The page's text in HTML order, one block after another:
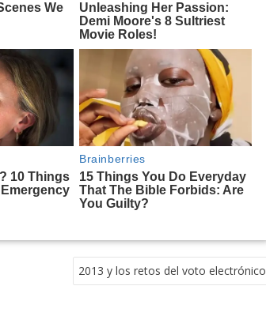
2013 y los retos del voto electrónico